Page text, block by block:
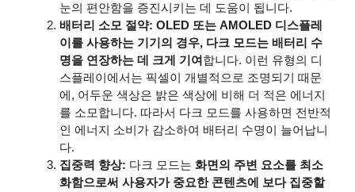
눈의 편안함을 증진시키는 데 도움이 됩니다.
배터리 소모 절약: OLED 또는 AMOLED 디스플레
이를 사용하는 기기의 경우, 다크 모드는 배터리 수
명을 연장하는 데 크게 기여합니다. 이런 유형의 디
스플레이에서는 픽셀이 개별적으로 조명되기 때문
에, 어두운 색상은 밝은 색상에 비해 더 적은 에너지
를 소모합니다. 따라서 다크 모드를 사용하면 전반적
인 에너지 소비가 감소하여 배터리 수명이 늘어납니
다.
집중력 향상: 다크 모드는 화면의 주변 요소를 최소
화함으로써 사용자가 중요한 콘텐츠에 보다 집중할